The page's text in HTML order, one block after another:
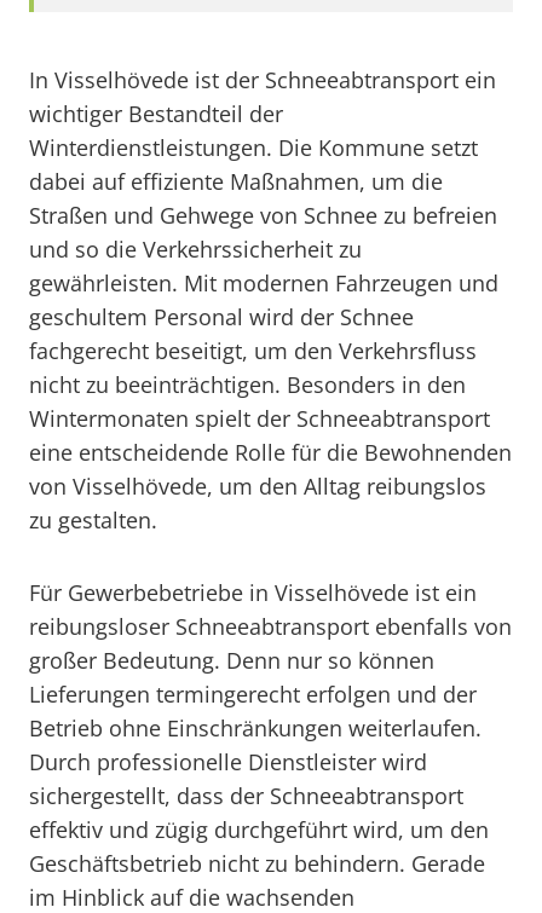
In Visselhövede ist der Schneeabtransport ein
wichtiger Bestandteil der
Winterdienstleistungen. Die Kommune setzt
dabei auf effiziente Maßnahmen, um die
Straßen und Gehwege von Schnee zu befreien
und so die Verkehrssicherheit zu
gewährleisten. Mit modernen Fahrzeugen und
geschultem Personal wird der Schnee
fachgerecht beseitigt, um den Verkehrsfluss
nicht zu beeinträchtigen. Besonders in den
Wintermonaten spielt der Schneeabtransport
eine entscheidende Rolle für die Bewohnenden
von Visselhövede, um den Alltag reibungslos
zu gestalten.
Für Gewerbebetriebe in Visselhövede ist ein
reibungsloser Schneeabtransport ebenfalls von
großer Bedeutung. Denn nur so können
Lieferungen termingerecht erfolgen und der
Betrieb ohne Einschränkungen weiterlaufen.
Durch professionelle Dienstleister wird
sichergestellt, dass der Schneeabtransport
effektiv und zügig durchgeführt wird, um den
Geschäftsbetrieb nicht zu behindern. Gerade
im Hinblick auf die wachsenden